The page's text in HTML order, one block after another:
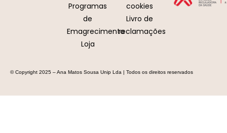
Programas
de
Emagrecimento
Loja
cookies
Livro de
reclamações
© Copyright 2025 – Ana Matos Sousa Unip Lda | Todos os direitos reservados